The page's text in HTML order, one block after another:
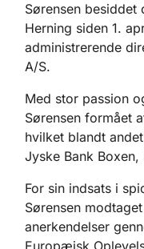
Sørensen besiddet
Herning siden 1.
administrerende
A/S.
Med stor passion
Sørensen formået
hvilket blandt
Jyske Bank
For sin indsats i
Sørensen
anerkendelser
Europæisk